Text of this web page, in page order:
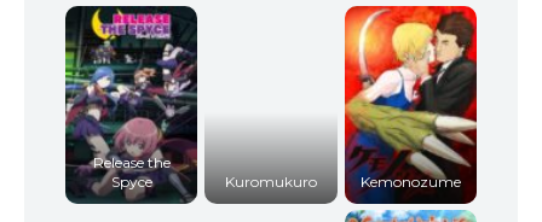
Release the
Spyce
Kuromukuro Kemonozume